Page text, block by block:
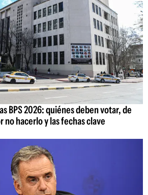
BPS 2026: quiénes deben votar, de
no hacerlo y las fechas clave